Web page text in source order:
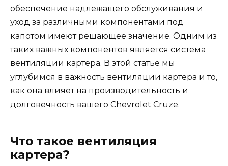
обеспечение надлежащего обслуживания и
уход за различными компонентами под
капотом имеют решающее значение. Одним из
таких важных компонентов является система
вентиляции картера. В этой статье мы
углубимся в важность вентиляции картера и то,
как она влияет на производительность и
долговечность вашего Chevrolet Cruze.
Что такое вентиляция
картера?